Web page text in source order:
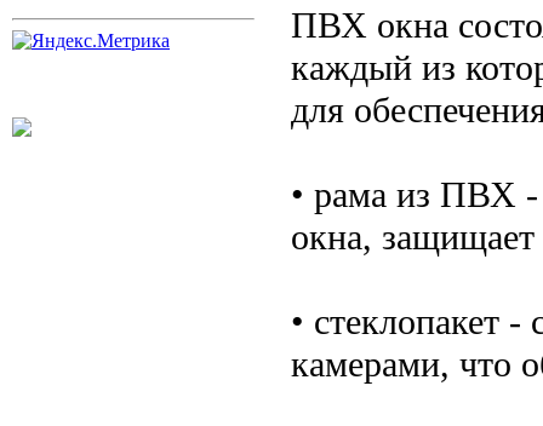
ПВХ окна
каждый из
для
• рама из ПВХ -
окна,
• стеклопакет -
камерами, что